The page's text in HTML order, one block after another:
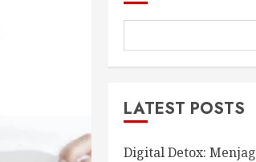
LATEST POSTS
Digital Detox: